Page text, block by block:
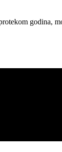
godina,